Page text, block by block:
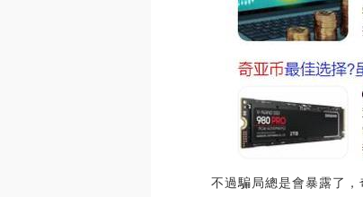
不過騙局總是會暴露了